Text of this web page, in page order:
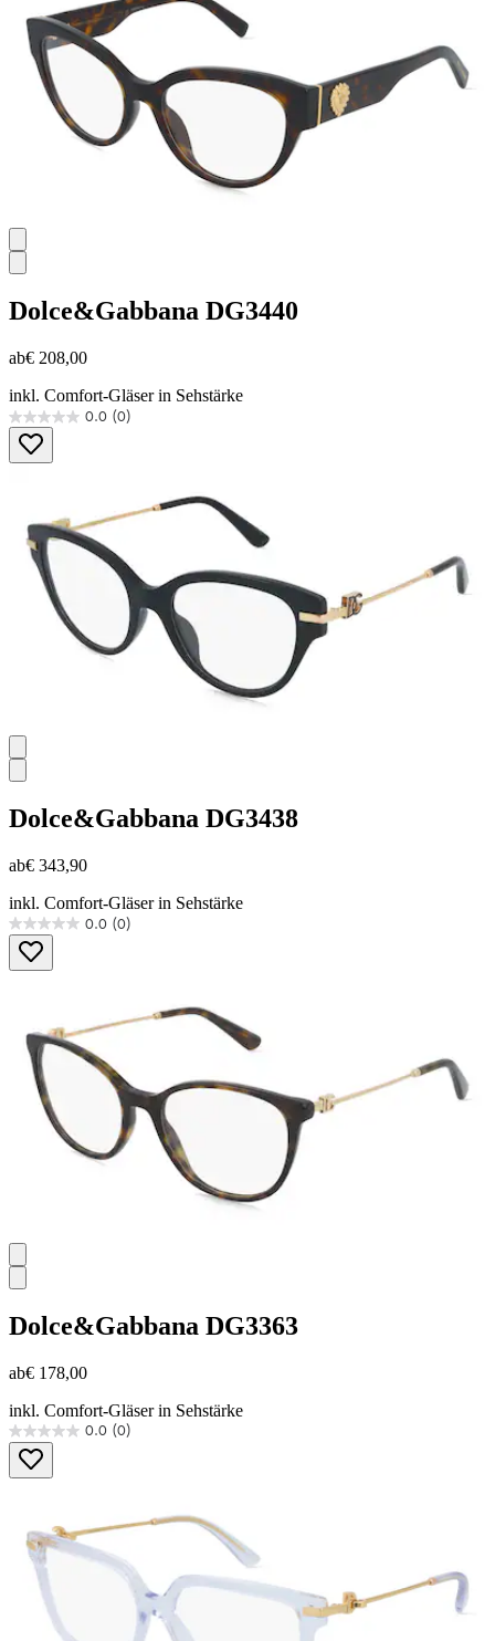
Dolce&Gabbana DG3440
ab€ 208,00
inkl. Comfort-Gläser in Sehstärke
0.0 (0)
0.0
von
5
Dolce&Gabbana DG3438
ab€ 343,90
inkl. Comfort-Gläser in Sehstärke
0.0 (0)
0.0
von
5
Dolce&Gabbana DG3363
ab€ 178,00
inkl. Comfort-Gläser in Sehstärke
0.0 (0)
0.0
von
5